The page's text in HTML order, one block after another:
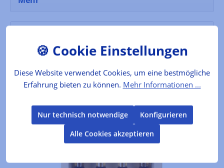
55 % vol. Alk.
Bewertungen
Produktgalerie überspringen
Kunden kauften auch
Diese Website verwendet Cookies, um eine bestmögliche
Erfahrung bieten zu können. Mehr Informationen ...
Nur technisch notwendige
Konfigurieren
Alle Cookies akzeptieren